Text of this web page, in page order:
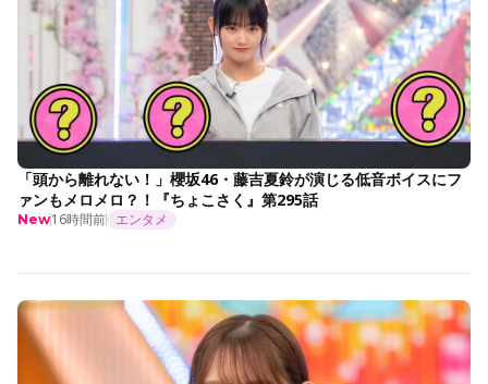
「頭から離れない！」櫻坂46・藤吉夏鈴が演じる低音ボイスにフ
ァンもメロメロ？！『ちょこさく』第295話
New16時間前 エンタメ